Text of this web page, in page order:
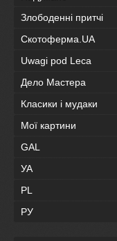
Злободенні притчі
Скотоферма.UA
Uwagi pod Leca
Дело Мастера
Класики і мудаки
Мої картини
GAL
УА
PL
РУ